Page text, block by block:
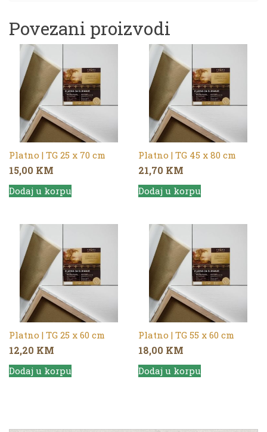
Povezani proizvodi
Platno | TG 25 x 70 cm
15,00 KM
Dodaj u korpu
Platno | TG 45 x 80 cm
21,70 KM
Dodaj u korpu
Platno | TG 25 x 60 cm
12,20 KM
Dodaj u korpu
Platno | TG 55 x 60 cm
18,00 KM
Dodaj u korpu